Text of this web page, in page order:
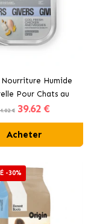
Nourriture Humide
Pour Chats au
Poulet et Légumes
€ 39.62 €
Acheter
-30%